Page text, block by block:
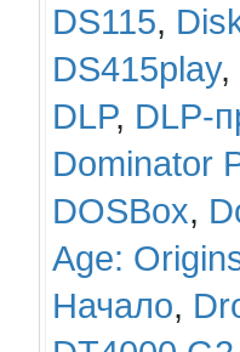
DS115,
DS415play,
DLP, DLP-
Dominator
DOSBox,
Age:
Начало,